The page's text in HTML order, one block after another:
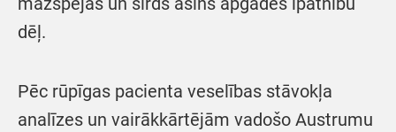
dēļ.
Pēc rūpīgas pacienta veselības stāvokļa
analīzes un vairākkārtējām vadošo Austrumu